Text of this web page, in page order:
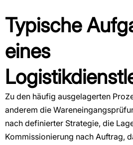
Typische
eines
Zu den häufig ausgelagerten
anderem die
nach definierter Strategie, die
Kommissionierung nach Auftrag,